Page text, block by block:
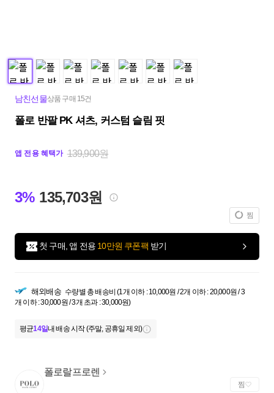
남친선물상품 구매 15건
폴로 반팔 PK 셔츠, 커스텀 슬림 핏
앱 전용 혜택가 139,900원
3% 135,703원
찜
첫 구매, 앱 전용 10만원 쿠폰팩 받기
해외배송 수량별 총 배송비 (1개 이하 : 10,000원 / 2개 이하 : 20,000원 / 3
개 이하 : 30,000원 / 3개 초과 : 30,000원)
평균14일내 배송 시작 (주말, 공휴일 제외)
폴로랄프로렌
찜